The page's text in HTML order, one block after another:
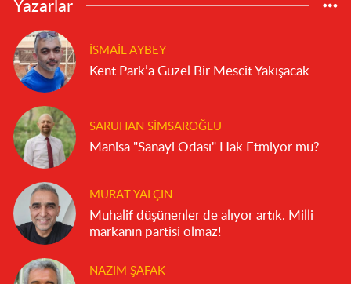
Yazarlar
İSMAIL AYBEY
Kent Park’a Güzel Bir Mescit Yakışacak
SARUHAN SIMSAROĞLU
Manisa "Sanayi Odası" Hak Etmiyor mu?
MURAT YALÇIN
Muhalif düşünenler de alıyor artık. Milli
markanın partisi olmaz!
NAZIM ŞAFAK